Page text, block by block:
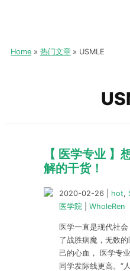
Home 热门文章 USMLE
【 医学专业 】
解的干货！
2020-02-26 hot,
医学院
WholeRen
医学一直是现代社
了战胜病魔，无数
己的心血， 医学专
同学发际线更高。“